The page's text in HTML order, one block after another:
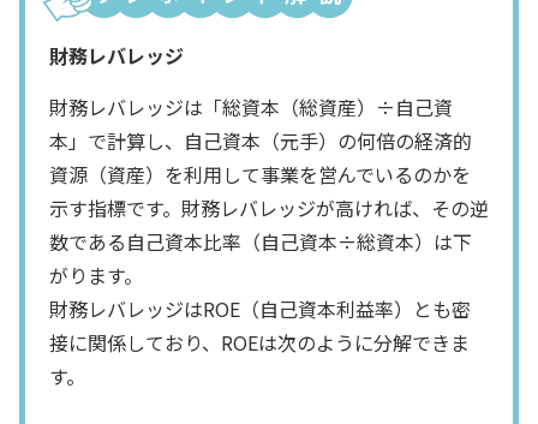
財務レバレッジ
財務レバレッジは「総資本（総資産）÷自己資
本」で計算し、自己資本（元手）の何倍の経済的
資源（資産）を利用して事業を営んでいるのかを
示す指標です。財務レバレッジが高ければ、その逆
数である自己資本比率（自己資本÷総資本）は下
がります。
財務レバレッジはROE（自己資本利益率）とも密
接に関係しており、ROEは次のように分解できま
す。